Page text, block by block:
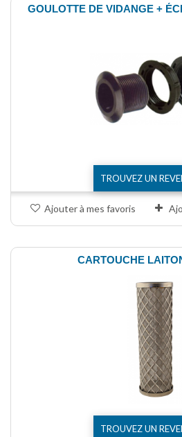
GOULOTTE DE VIDANGE +
TROUVEZ UN
Ajouter à mes favoris
CARTOUCHE
TROUVEZ UN